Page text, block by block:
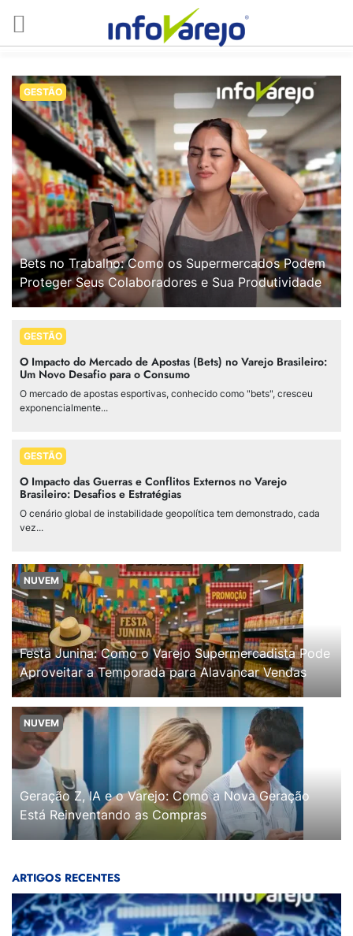
GESTÃO
Bets no Trabalho: Como os Supermercados Podem
Proteger Seus Colaboradores e Sua Produtividade
GESTÃO
O Impacto do Mercado de Apostas (Bets) no Varejo Brasileiro:
Um Novo Desafio para o Consumo
O mercado de apostas esportivas, conhecido como "bets", cresceu
exponencialmente...
GESTÃO
O Impacto das Guerras e Conflitos Externos no Varejo
Brasileiro: Desafios e Estratégias
O cenário global de instabilidade geopolítica tem demonstrado, cada
vez...
NUVEM
Festa Junina: Como o Varejo Supermercadista Pode
Aproveitar a Temporada para Alavancar Vendas
NUVEM
Geração Z, IA e o Varejo: Como a Nova Geração
Está Reinventando as Compras
ARTIGOS RECENTES